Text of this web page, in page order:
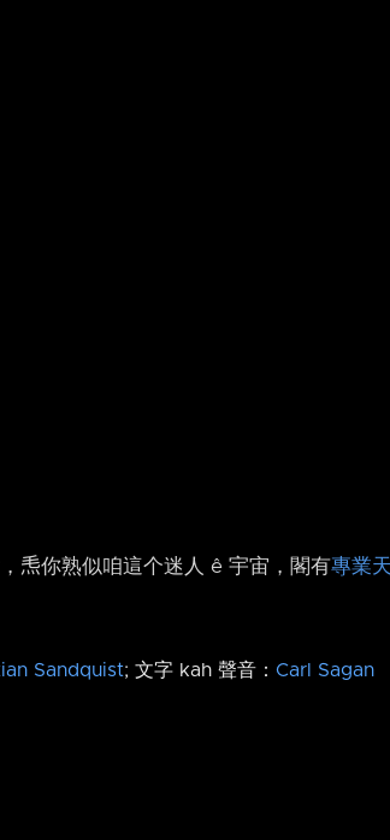
𤆬你熟似咱這个迷人 ê 宇宙，閣有專業
Sandquist; 文字 kah 聲音： Carl Sagan